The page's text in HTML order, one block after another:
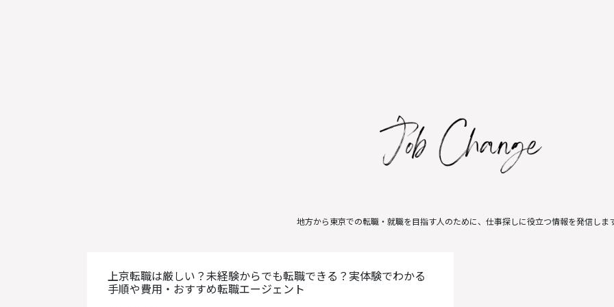
地方から東京での転職・就職を目指す人のために、仕事探しに役立つ情報を発信しま
上京転職は厳しい？未経験からでも転職できる？実体験でわかる
手順や費用・おすすめ転職エージェント